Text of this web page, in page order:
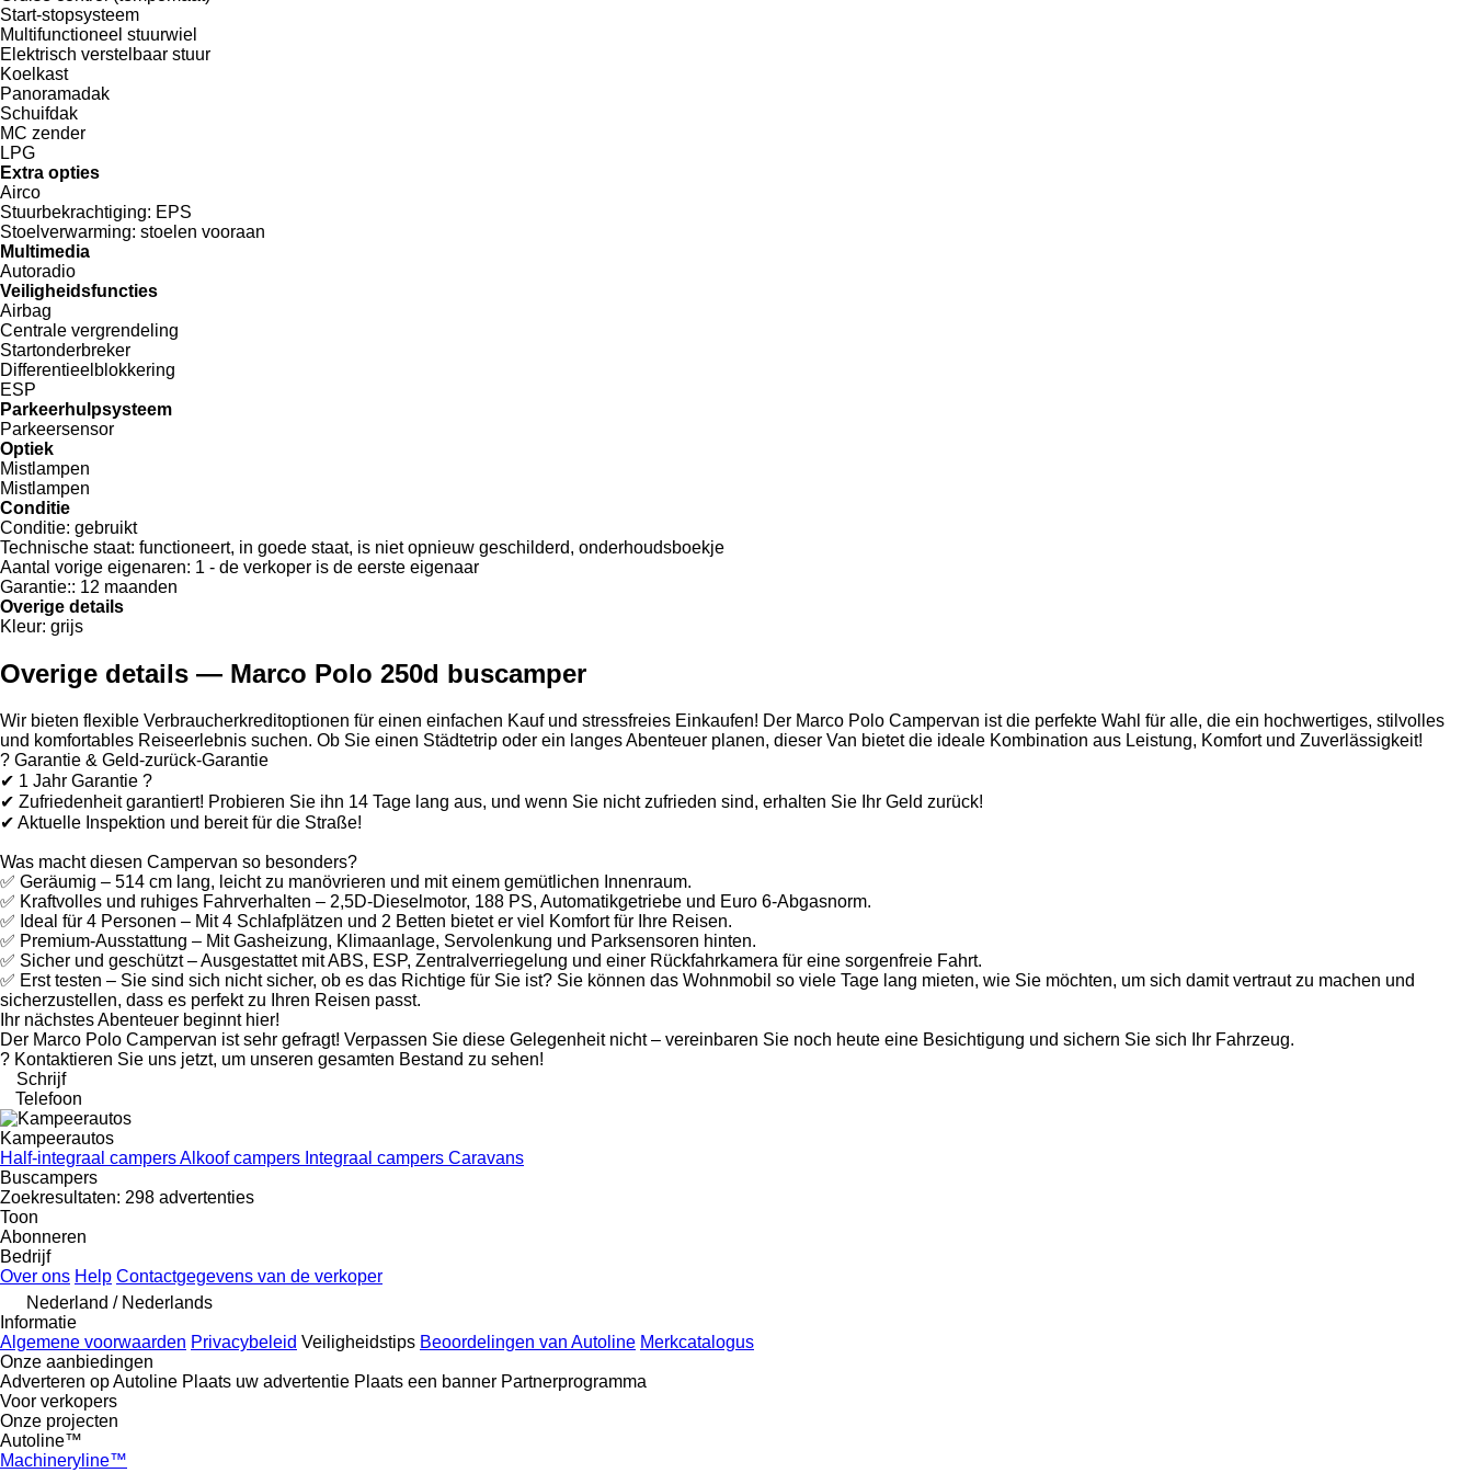
Start-stopsysteem
Multifunctioneel stuurwiel
Elektrisch verstelbaar stuur
Koelkast
Panoramadak
Schuifdak
MC zender
LPG
Extra opties
Airco
Stuurbekrachtiging: EPS
Stoelverwarming: stoelen vooraan
Multimedia
Autoradio
Veiligheidsfuncties
Airbag
Centrale vergrendeling
Startonderbreker
Differentieelblokkering
ESP
Parkeerhulpsysteem
Parkeersensor
Optiek
Mistlampen
Mistlampen
Conditie
Conditie: gebruikt
Technische staat: functioneert, in goede staat, is niet opnieuw geschilderd, onderhoudsboekje
Aantal vorige eigenaren: 1 - de verkoper is de eerste eigenaar
Garantie:: 12 maanden
Overige details
Kleur: grijs
Overige details — Marco Polo 250d buscamper
Wir bieten flexible Verbraucherkreditoptionen für einen einfachen Kauf und stressfreies Einkaufen! Der Marco Polo Campervan ist die perfekte Wahl für alle, die ein hochwertiges, stilvolles
und komfortables Reiseerlebnis suchen. Ob Sie einen Städtetrip oder ein langes Abenteuer planen, dieser Van bietet die ideale Kombination aus Leistung, Komfort und Zuverlässigkeit!
? Garantie & Geld-zurück-Garantie
✔ 1 Jahr Garantie ?️
✔ Zufriedenheit garantiert! Probieren Sie ihn 14 Tage lang aus, und wenn Sie nicht zufrieden sind, erhalten Sie Ihr Geld zurück!
✔ Aktuelle Inspektion und bereit für die Straße!
Was macht diesen Campervan so besonders?
✅ Geräumig – 514 cm lang, leicht zu manövrieren und mit einem gemütlichen Innenraum.
✅ Kraftvolles und ruhiges Fahrverhalten – 2,5D-Dieselmotor, 188 PS, Automatikgetriebe und Euro 6-Abgasnorm.
✅ Ideal für 4 Personen – Mit 4 Schlafplätzen und 2 Betten bietet er viel Komfort für Ihre Reisen.
✅ Premium-Ausstattung – Mit Gasheizung, Klimaanlage, Servolenkung und Parksensoren hinten.
✅ Sicher und geschützt – Ausgestattet mit ABS, ESP, Zentralverriegelung und einer Rückfahrkamera für eine sorgenfreie Fahrt.
✅ Erst testen – Sie sind sich nicht sicher, ob es das Richtige für Sie ist? Sie können das Wohnmobil so viele Tage lang mieten, wie Sie möchten, um sich damit vertraut zu machen und
sicherzustellen, dass es perfekt zu Ihren Reisen passt.
Ihr nächstes Abenteuer beginnt hier!
Der Marco Polo Campervan ist sehr gefragt! Verpassen Sie diese Gelegenheit nicht – vereinbaren Sie noch heute eine Besichtigung und sichern Sie sich Ihr Fahrzeug.
? Kontaktieren Sie uns jetzt, um unseren gesamten Bestand zu sehen!
Schrijf
Telefoon
Kampeerautos
Half-integraal campersAlkoof campers Integraal campers Caravans
Buscampers
Zoekresultaten: 298 advertenties
Toon
Abonneren
Bedrijf
Over ons Help Contactgegevens van de verkoper
Nederland / Nederlands
Informatie
Algemene voorwaarden Privacybeleid Veiligheidstips Beoordelingen van Autoline Merkcatalogus
Onze aanbiedingen
Adverteren op Autoline Plaats uw advertentie Plaats een banner Partnerprogramma
Voor verkopers
Onze projecten
Autoline™
Machineryline™